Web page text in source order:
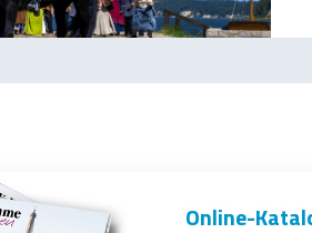
Online-